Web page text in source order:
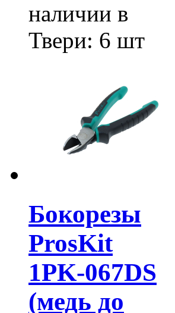
наличии в
Твери: 6 шт
Бокорезы
ProsKit
1PK-067DS
(медь до